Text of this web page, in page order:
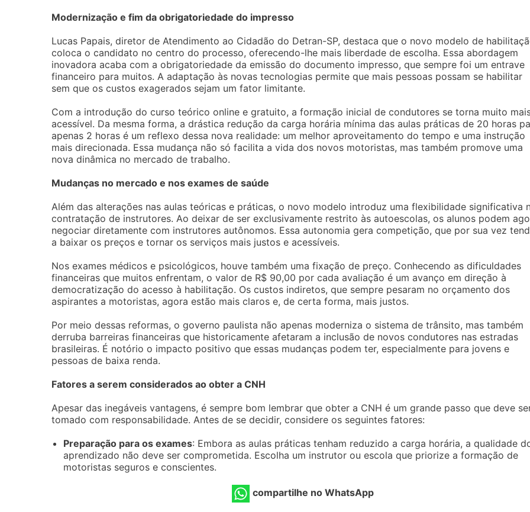
Modernização e fim da obrigatoriedade do impresso
Lucas Papais, diretor de Atendimento ao Cidadão do Detran-SP, destaca que o novo modelo de
coloca o candidato no centro do processo, oferecendo-lhe mais liberdade de escolha. Essa abordagem
inovadora acaba com a obrigatoriedade da emissão do documento impresso, que sempre foi um entrave
financeiro para muitos. A adaptação às novas tecnologias permite que mais pessoas possam se habilitar
sem que os custos exagerados sejam um fator limitante.
Com a introdução do curso teórico online e gratuito, a formação inicial de condutores se torna muito
acessível. Da mesma forma, a drástica redução da carga horária mínima das aulas práticas de 20 horas
apenas 2 horas é um reflexo dessa nova realidade: um melhor aproveitamento do tempo e uma instrução
mais direcionada. Essa mudança não só facilita a vida dos novos motoristas, mas também promove uma
nova dinâmica no mercado de trabalho.
Mudanças no mercado e nos exames de saúde
Além das alterações nas aulas teóricas e práticas, o novo modelo introduz uma flexibilidade significativa
contratação de instrutores. Ao deixar de ser exclusivamente restrito às autoescolas, os alunos podem
negociar diretamente com instrutores autônomos. Essa autonomia gera competição, que por sua vez
a baixar os preços e tornar os serviços mais justos e acessíveis.
Nos exames médicos e psicológicos, houve também uma fixação de preço. Conhecendo as dificuldades
financeiras que muitos enfrentam, o valor de R$ 90,00 por cada avaliação é um avanço em direção à
democratização do acesso à habilitação. Os custos indiretos, que sempre pesaram no orçamento dos
aspirantes a motoristas, agora estão mais claros e, de certa forma, mais justos.
Por meio dessas reformas, o governo paulista não apenas moderniza o sistema de trânsito, mas também
derruba barreiras financeiras que historicamente afetaram a inclusão de novos condutores nas estradas
brasileiras. É notório o impacto positivo que essas mudanças podem ter, especialmente para jovens e
pessoas de baixa renda.
Fatores a serem considerados ao obter a CNH
Apesar das inegáveis vantagens, é sempre bom lembrar que obter a CNH é um grande passo que deve
tomado com responsabilidade. Antes de se decidir, considere os seguintes fatores:
Preparação para os exames: Embora as aulas práticas tenham reduzido a carga horária, a qualidade
aprendizado não deve ser comprometida. Escolha um instrutor ou escola que priorize a formação de
motoristas seguros e conscientes.
compartilhe no WhatsApp